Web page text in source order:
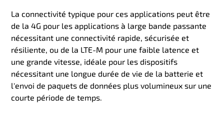
La connectivité typique pour ces applications peut être
de la 4G pour les applications à large bande passante
nécessitant une connectivité rapide, sécurisée et
résiliente, ou de la LTE-M pour une faible latence et
une grande vitesse, idéale pour les dispositifs
nécessitant une longue durée de vie de la batterie et
l'envoi de paquets de données plus volumineux sur une
courte période de temps.